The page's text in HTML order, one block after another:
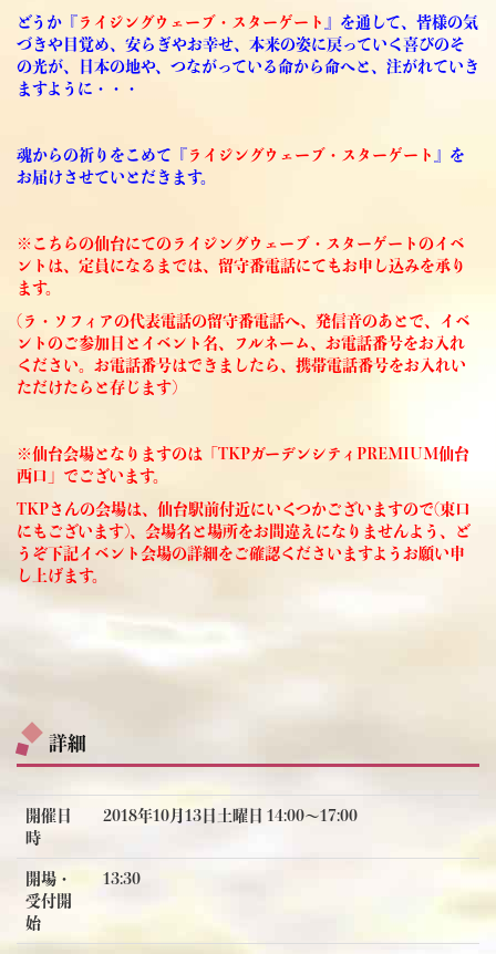
どうか『 ライジングウェーブ・スターゲート 』を通して、皆様の気
づきや目覚め、安らぎやお幸せ、本来の姿に戻っていく喜びのそ
の光が、日本の地や、つながっている命から命へと、注がれていき
ますように・・・
魂からの祈りをこめて『 ライジングウェーブ・スターゲート 』を
お届けさせていとだきます。
※こちらの仙台にてのライジングウェーブ・スターゲートのイベ
ントは、定員になるまでは、留守番電話にてもお申し込みを承り
ます。
(ラ・ソフィアの代表電話の留守番電話へ、発信音のあとで、イベ
ントのご参加日とイベント名、フルネーム、お電話番号をお入れ
ください。お電話番号はできましたら、携帯電話番号をお入れい
ただけたらと存じます)
※仙台会場となりますのは「TKPガーデンシティPREMIUM仙台
西口」でございます。
TKPさんの会場は、仙台駅前付近にいくつかございますので(東口
にもございます)、会場名と場所をお間違えになりませんよう、ど
うぞ下記イベント会場の詳細をご確認くださいますようお願い申
し上げます。
詳細
開催日
時
2018年10月13日土曜日 14:00〜17:00
開場・
受付開
始
13:30